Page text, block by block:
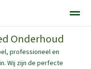
Onderhoud
professioneel en
Wij zijn de perfecte